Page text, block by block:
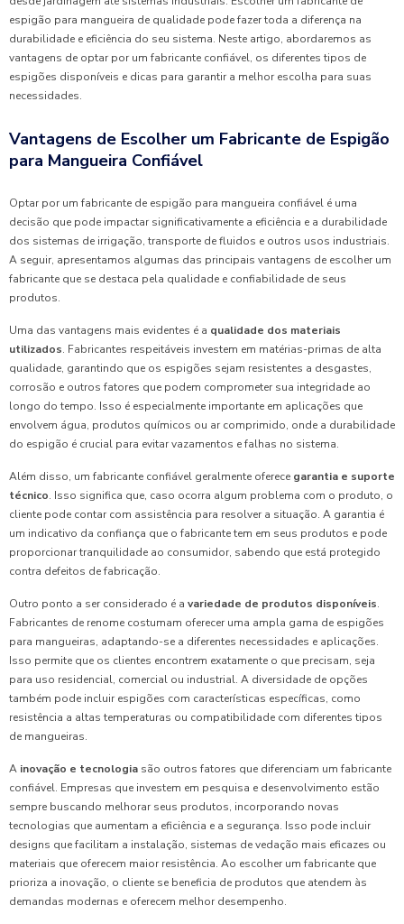
espigão para mangueira de qualidade pode fazer toda a diferença na
durabilidade e eficiência do seu sistema. Neste artigo, abordaremos as
vantagens de optar por um fabricante confiável, os diferentes tipos de
espigões disponíveis e dicas para garantir a melhor escolha para suas
necessidades.
Vantagens de Escolher um Fabricante de Espigão
para Mangueira Confiável
Optar por um fabricante de espigão para mangueira confiável é uma
decisão que pode impactar significativamente a eficiência e a durabilidade
dos sistemas de irrigação, transporte de fluidos e outros usos industriais.
A seguir, apresentamos algumas das principais vantagens de escolher um
fabricante que se destaca pela qualidade e confiabilidade de seus
produtos.
Uma das vantagens mais evidentes é a qualidade dos materiais
utilizados. Fabricantes respeitáveis investem em matérias-primas de alta
qualidade, garantindo que os espigões sejam resistentes a desgastes,
corrosão e outros fatores que podem comprometer sua integridade ao
longo do tempo. Isso é especialmente importante em aplicações que
envolvem água, produtos químicos ou ar comprimido, onde a durabilidade
do espigão é crucial para evitar vazamentos e falhas no sistema.
Além disso, um fabricante confiável geralmente oferece garantia e suporte
técnico. Isso significa que, caso ocorra algum problema com o produto, o
cliente pode contar com assistência para resolver a situação. A garantia é
um indicativo da confiança que o fabricante tem em seus produtos e pode
proporcionar tranquilidade ao consumidor, sabendo que está protegido
contra defeitos de fabricação.
Outro ponto a ser considerado é a variedade de produtos disponíveis.
Fabricantes de renome costumam oferecer uma ampla gama de espigões
para mangueiras, adaptando-se a diferentes necessidades e aplicações.
Isso permite que os clientes encontrem exatamente o que precisam, seja
para uso residencial, comercial ou industrial. A diversidade de opções
também pode incluir espigões com características específicas, como
resistência a altas temperaturas ou compatibilidade com diferentes tipos
de mangueiras.
A inovação e tecnologia são outros fatores que diferenciam um fabricante
confiável. Empresas que investem em pesquisa e desenvolvimento estão
sempre buscando melhorar seus produtos, incorporando novas
tecnologias que aumentam a eficiência e a segurança. Isso pode incluir
designs que facilitam a instalação, sistemas de vedação mais eficazes ou
materiais que oferecem maior resistência. Ao escolher um fabricante que
prioriza a inovação, o cliente se beneficia de produtos que atendem às
demandas modernas e oferecem melhor desempenho.